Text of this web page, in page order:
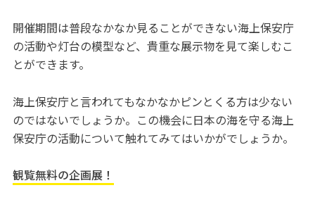
開催期間は普段なかなか見ることができない海上保安庁
の活動や灯台の模型など、貴重な展示物を見て楽しむこ
とができます。
海上保安庁と言われてもなかなかピンとくる方は少ない
のではないでしょうか。この機会に日本の海を守る海上
保安庁の活動について触れてみてはいかがでしょうか。
観覧無料の企画展！